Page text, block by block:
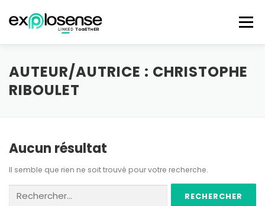
Menu
HOME SOLUTION OUR PARTNERS
AUTEUR/AUTRICE : CHRISTOPHE
RIBOULET
Aucun résultat
Il semble que rien ne soit trouvé pour votre recherche.
Rechercher :